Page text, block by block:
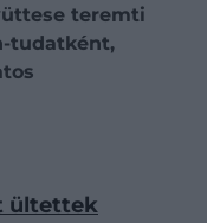
teremti
tudatként,
ültettek